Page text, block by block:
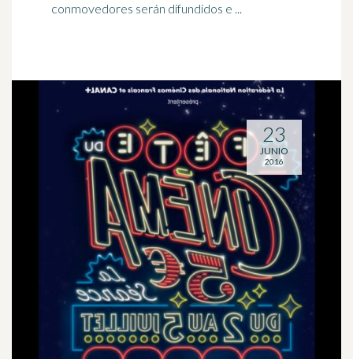
conmovedores serán difundidos e ...
23
JUNIO
2016